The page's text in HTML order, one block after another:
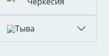
Тыва